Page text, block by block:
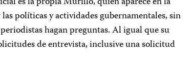
políticas y actividades gubernamentales, sin
hagan preguntas. Al igual que su
de entrevista, inclusive una solicitud